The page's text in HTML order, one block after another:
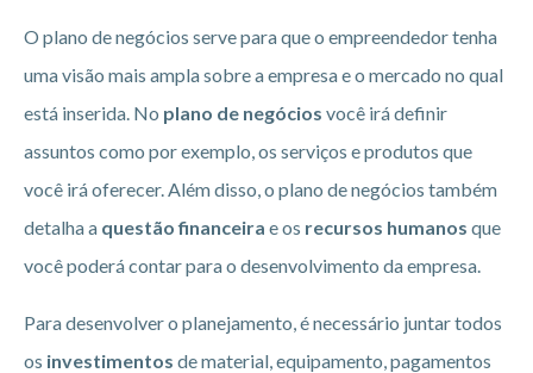
O plano de negócios serve para que o empreendedor tenha
uma visão mais ampla sobre a empresa e o mercado no qual
está inserida. No plano de negócios você irá definir
assuntos como por exemplo, os serviços e produtos que
você irá oferecer. Além disso, o plano de negócios também
detalha a questão financeira e os recursos humanos que
você poderá contar para o desenvolvimento da empresa.
Para desenvolver o planejamento, é necessário juntar todos
os investimentos de material, equipamento, pagamentos